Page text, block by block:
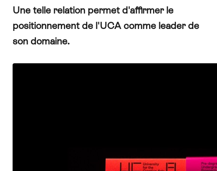
Une telle relation permet d'affirmer le
positionnement de l'UCA comme leader de
son domaine.